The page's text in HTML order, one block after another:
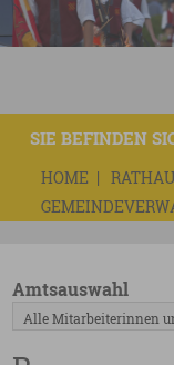
SIE BEFINDEN
HOME
Amtsauswahl